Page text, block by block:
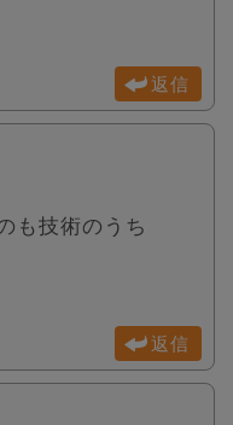
返信
も技術のうち
返信